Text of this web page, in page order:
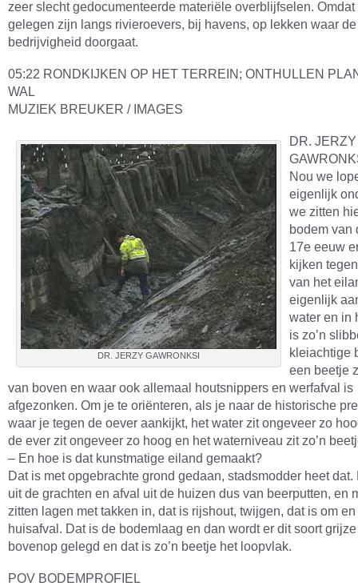
zeer slecht gedocumenteerde materiële overblijfselen. Omdat
gelegen zijn langs rivieroevers, bij havens, op lekken waar
bedrijvigheid doorgaat.
05:22 RONDKIJKEN OP HET TERREIN; ONTHULLEN
WAL
MUZIEK BREUKER / IMAGES
DR. JERZY GAWRONKSI
DR. JERZY
Nou we
eigenlijk
we zitten
bodem van
17e eeuw
kijken
van het
eigenlijk
water en in
is zo’n
kleiachtige
een beetje
van boven en waar ook allemaal houtsnippers en werfafval is
afgezonken. Om je te oriënteren, als je naar de historische
waar je tegen de oever aankijkt, het water zit ongeveer zo
de ever zit ongeveer zo hoog en het waterniveau zit zo’n
– En hoe is dat kunstmatige eiland gemaakt?
Dat is met opgebrachte grond gedaan, stadsmodder heet dat.
uit de grachten en afval uit de huizen dus van beerputten, en
zitten lagen met takken in, dat is rijshout, twijgen, dat is om
huisafval. Dat is de bodemlaag en dan wordt er dit soort
bovenop gelegd en dat is zo’n beetje het loopvlak.
POV BODEMPROFIEL